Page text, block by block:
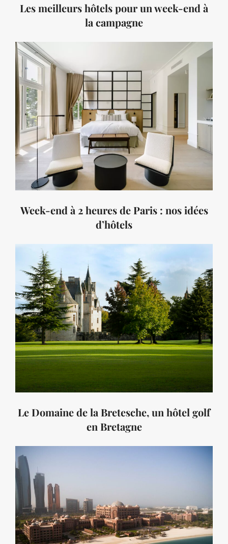
Les meilleurs hôtels pour un week-end à
la campagne
Week-end à 2 heures de Paris : nos idées
d’hôtels
Le Domaine de la Bretesche, un hôtel golf
en Bretagne